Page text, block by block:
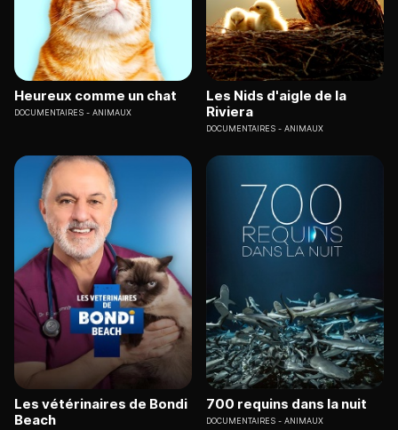
Heureux comme un chat
DOCUMENTAIRES ANIMAUX
Les Nids d'aigle de la
Riviera
DOCUMENTAIRES ANIMAUX
Les vétérinaires de Bondi
Beach
700 requins dans la nuit
DOCUMENTAIRES ANIMAUX